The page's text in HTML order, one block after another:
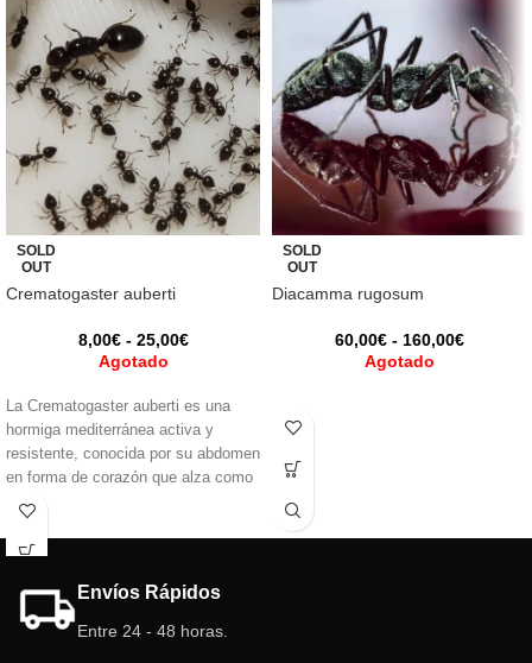
SOLD
OUT
Crematogaster auberti
8,00€ - 25,00€
Agotado
La Crematogaster auberti es una
hormiga mediterránea activa y
resistente, conocida por su abdomen
en forma de corazón que alza como
defensa. Omnívora y cazadora
numerosas. Ideal para quienes
dinámico y natural.
SOLD
OUT
Diacamma rugosum
60,00€ - 160,00€
Agotado
Envíos Rápidos
Entre 24 - 48 horas.